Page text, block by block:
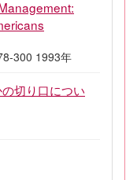
300 1993年
切り口につい